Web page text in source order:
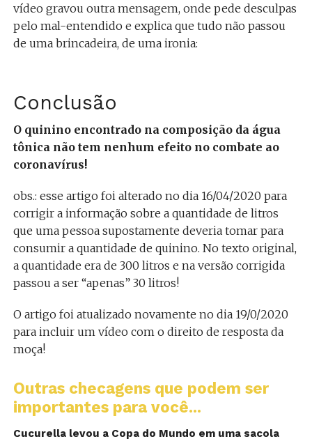
vídeo gravou outra mensagem, onde pede desculpas
pelo mal-entendido e explica que tudo não passou
de uma brincadeira, de uma ironia:
Conclusão
O quinino encontrado na composição da água
tônica não tem nenhum efeito no combate ao
coronavírus!
obs.: esse artigo foi alterado no dia 16/04/2020 para
corrigir a informação sobre a quantidade de litros
que uma pessoa supostamente deveria tomar para
consumir a quantidade de quinino. No texto original,
a quantidade era de 300 litros e na versão corrigida
passou a ser “apenas” 30 litros!
O artigo foi atualizado novamente no dia 19/0/2020
para incluir um vídeo com o direito de resposta da
moça!
Outras checagens que podem ser
importantes para você...
Cucurella levou a Copa do Mundo em uma sacola